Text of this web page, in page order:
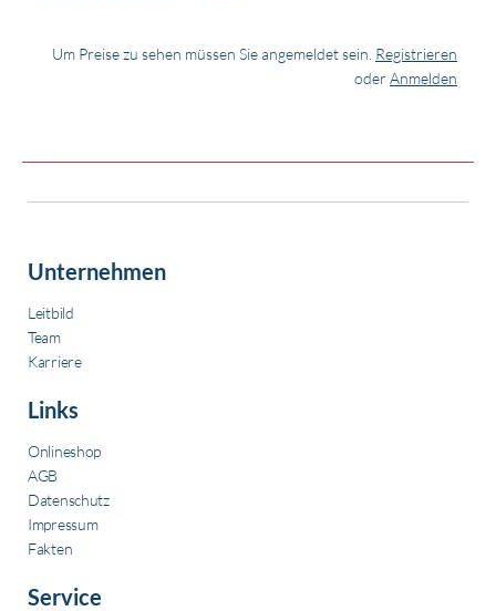
Um Preise zu sehen müssen Sie angemeldet sein. Registrieren
oder Anmelden
Unternehmen
Leitbild
Team
Karriere
Links
Onlineshop
AGB
Datenschutz
Impressum
Fakten
Service